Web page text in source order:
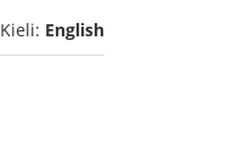
Kieli: English